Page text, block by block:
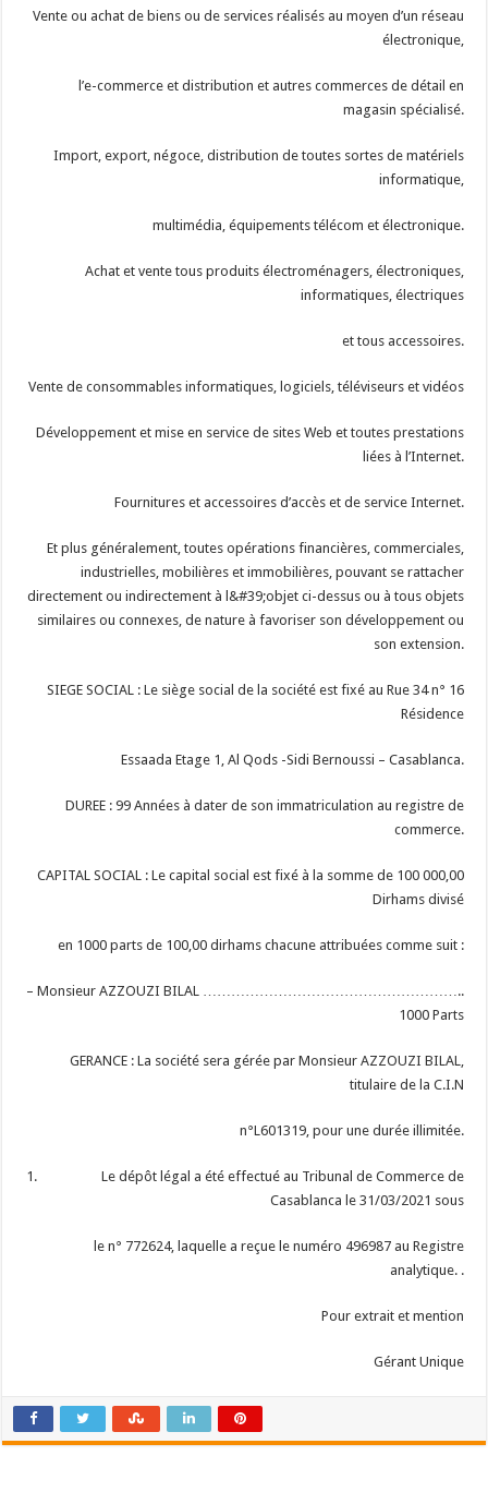
Vente ou achat de biens ou de services réalisés au moyen d’un réseau
électronique,
l’e-commerce et distribution et autres commerces de détail en
magasin spécialisé.
Import, export, négoce, distribution de toutes sortes de matériels
informatique,
multimédia, équipements télécom et électronique.
Achat et vente tous produits électroménagers, électroniques,
informatiques, électriques
et tous accessoires.
Vente de consommables informatiques, logiciels, téléviseurs et vidéos
Développement et mise en service de sites Web et toutes prestations
liées à l’Internet.
Fournitures et accessoires d’accès et de service Internet.
Et plus généralement, toutes opérations financières, commerciales,
industrielles, mobilières et immobilières, pouvant se rattacher
directement ou indirectement à l&#39;objet ci-dessus ou à tous objets
similaires ou connexes, de nature à favoriser son développement ou
son extension.
SIEGE SOCIAL : Le siège social de la société est fixé au Rue 34 n° 16
Résidence
Essaada Etage 1, Al Qods -Sidi Bernoussi – Casablanca.
DUREE : 99 Années à dater de son immatriculation au registre de
commerce.
CAPITAL SOCIAL : Le capital social est fixé à la somme de 100 000,00
Dirhams divisé
en 1000 parts de 100,00 dirhams chacune attribuées comme suit :
– Monsieur AZZOUZI BILAL ………………………………………………..
1000 Parts
GERANCE : La société sera gérée par Monsieur AZZOUZI BILAL,
titulaire de la C.I.N
n°L601319, pour une durée illimitée.
Le dépôt légal a été effectué au Tribunal de Commerce de
Casablanca le 31/03/2021 sous
le n° 772624, laquelle a reçue le numéro 496987 au Registre
analytique. .
Pour extrait et mention
Gérant Unique